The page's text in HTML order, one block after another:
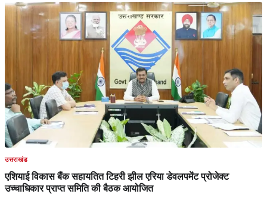
उत्तराखंड
एशियाई विकास बैंक सहायतित टिहरी झील एरिया डेवलपमेंट प्रोजेक्ट
उच्चाधिकार प्राप्त समिति की बैठक आयोजित